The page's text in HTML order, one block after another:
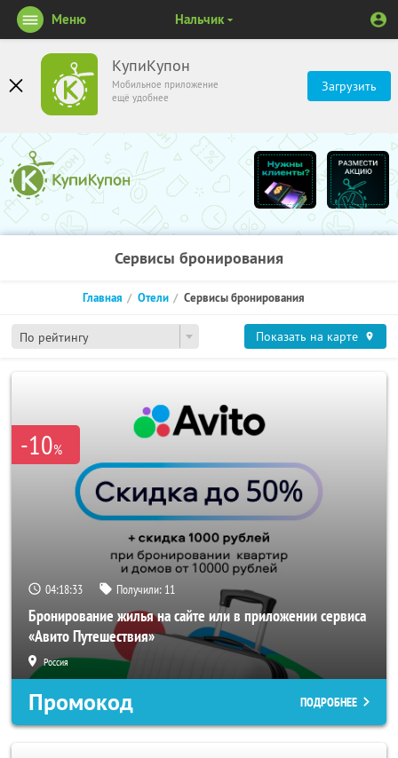
КупиКупон
Мобильное приложение
ещё удобнее
Загрузить
Меню Нальчик
Сервисы бронирования
По рейтингу
Главная Отели Сервисы бронирования
Показать на карте
-10%
04:18:32 Получили: 11
Бронирование жилья на сайте или в приложении сервиса
«Авито Путешествия»
Россия
Промокод ПОДРОБНЕЕ